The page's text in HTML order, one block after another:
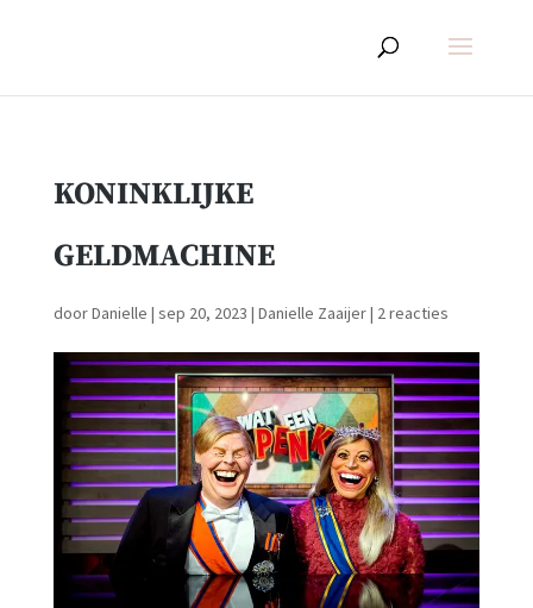
KONINKLIJKE
GELDMACHINE
doorDanielle | sep 20, 2023 | Danielle Zaaijer| 2 reacties